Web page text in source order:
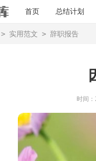
首页 总结计划
> 实用范文 > 辞职报告
时间：